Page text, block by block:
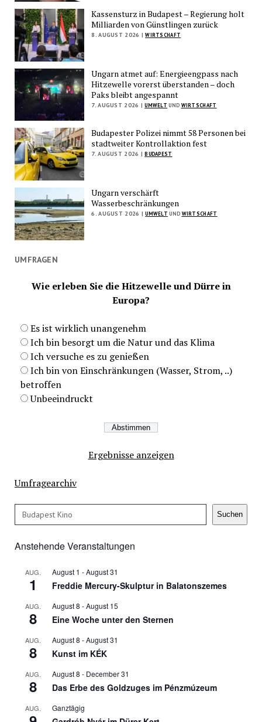
Kassensturz in Budapest – Regierung holt
Milliarden von Günstlingen zurück
8. AUGUST 2026 | WIRTSCHAFT
Ungarn atmet auf: Energieengpass nach
Hitzewelle vorerst überstanden – doch
Paks bleibt angespannt
7. AUGUST 2026 | UMWELT UND WIRTSCHAFT
Budapester Polizei nimmt 58 Personen bei
stadtweiter Kontrollaktion fest
7. AUGUST 2026 | BUDAPEST
Ungarn verschärft
Wasserbeschränkungen
6. AUGUST 2026 | UMWELT UND WIRTSCHAFT
UMFRAGEN
Wie erleben Sie die Hitzewelle und Dürre in
Europa?
Es ist wirklich unangenehm
Ich bin besorgt um die Natur und das Klima
Ich versuche es zu genießen
Ich bin von Einschränkungen (Wasser, Strom, ..)
betroffen
Unbeeindruckt
Ergebnisse anzeigen
Umfragearchiv
Suchen Suchen
Anstehende Veranstaltungen
AUG.
1
August 1 -August 31
Freddie Mercury-Skulptur in Balatonszemes
AUG.
8
August 8 -August 15
Eine Woche unter den Sternen
AUG.
8
August 8 -August 31
Kunst im KÉK
AUG.
8
August 8 - December 31
Das Erbe des Goldzuges im Pénzmúzeum
AUG. Ganztägig